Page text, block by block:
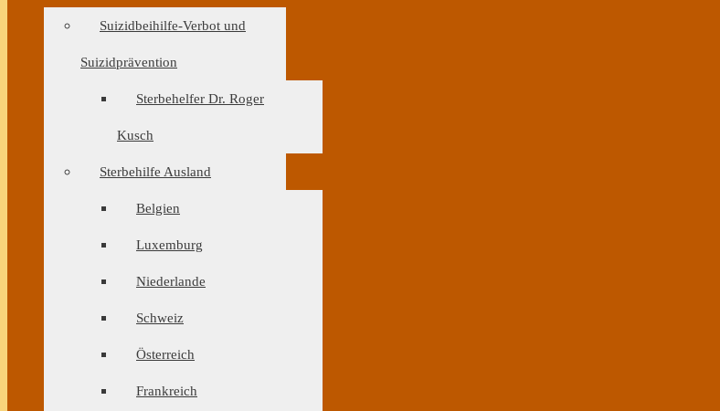
Suizidbeihilfe-Verbot und
Suizidprävention
Sterbehelfer Dr. Roger
Kusch
Sterbehilfe Ausland
Belgien
Luxemburg
Niederlande
Schweiz
Österreich
Frankreich